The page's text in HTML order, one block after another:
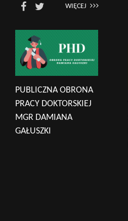
WIĘCEJ
PUBLICZNA OBRONA
PRACY DOKTORSKIEJ
MGR DAMIANA
GAŁUSZKI